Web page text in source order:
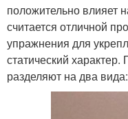
положительно влияет
считается отличной
упражнения для
статический
разделяют на два вида: